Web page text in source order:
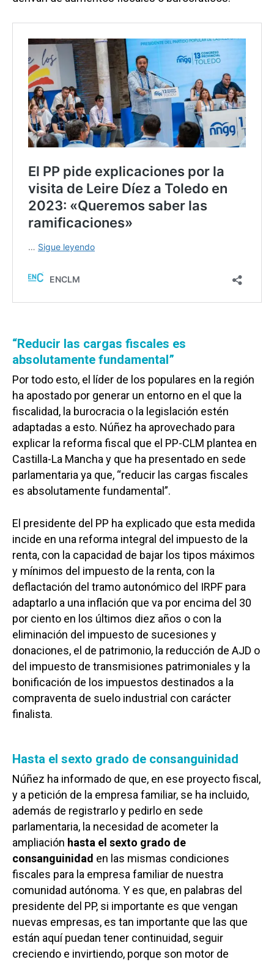
“Reducir las cargas fiscales es
absolutamente fundamental”
Por todo esto, el líder de los populares en la región
ha apostado por generar un entorno en el que la
fiscalidad, la burocracia o la legislación estén
adaptadas a esto. Núñez ha aprovechado para
explicar la reforma fiscal que el PP-CLM plantea en
Castilla-La Mancha y que ha presentado en sede
parlamentaria ya que, “reducir las cargas fiscales
es absolutamente fundamental”.
El presidente del PP ha explicado que esta medida
incide en una reforma integral del impuesto de la
renta, con la capacidad de bajar los tipos máximos
y mínimos del impuesto de la renta, con la
deflactación del tramo autonómico del IRPF para
adaptarlo a una inflación que va por encima del 30
por ciento en los últimos diez años o con la
eliminación del impuesto de sucesiones y
donaciones, el de patrimonio, la reducción de AJD o
del impuesto de transmisiones patrimoniales y la
bonificación de los impuestos destinados a la
compraventa de suelo industrial con carácter
finalista.
Hasta el sexto grado de consanguinidad
Núñez ha informado de que, en ese proyecto fiscal,
y a petición de la empresa familiar, se ha incluido,
además de registrarlo y pedirlo en sede
parlamentaria, la necesidad de acometer la
ampliación hasta el sexto grado de
consanguinidad en las mismas condiciones
fiscales para la empresa familiar de nuestra
comunidad autónoma. Y es que, en palabras del
presidente del PP, si importante es que vengan
nuevas empresas, es tan importante que las que
están aquí puedan tener continuidad, seguir
creciendo e invirtiendo, porque son motor de